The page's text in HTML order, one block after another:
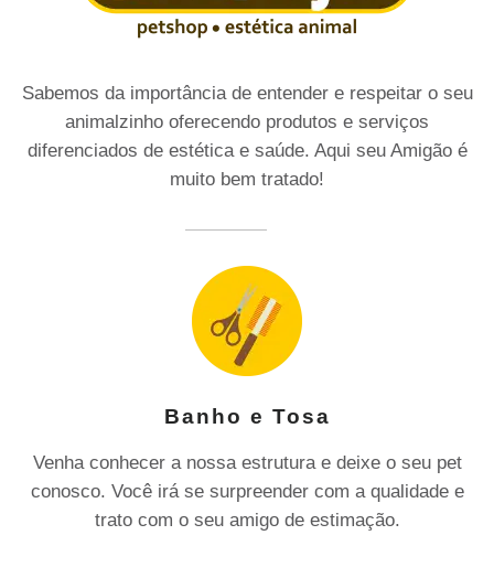
Sabemos da importância de entender e respeitar o seu
animalzinho oferecendo produtos e serviços
diferenciados de estética e saúde. Aqui seu Amigão é
muito bem tratado!
Banho e Tosa
Venha conhecer a nossa estrutura e deixe o seu pet
conosco. Você irá se surpreender com a qualidade e
trato com o seu amigo de estimação.